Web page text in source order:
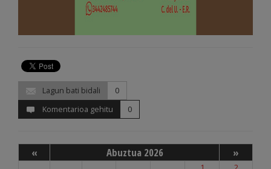
Lagun bati bidali
0
Komentarioa gehitu
0
« Abuztua 2026 »